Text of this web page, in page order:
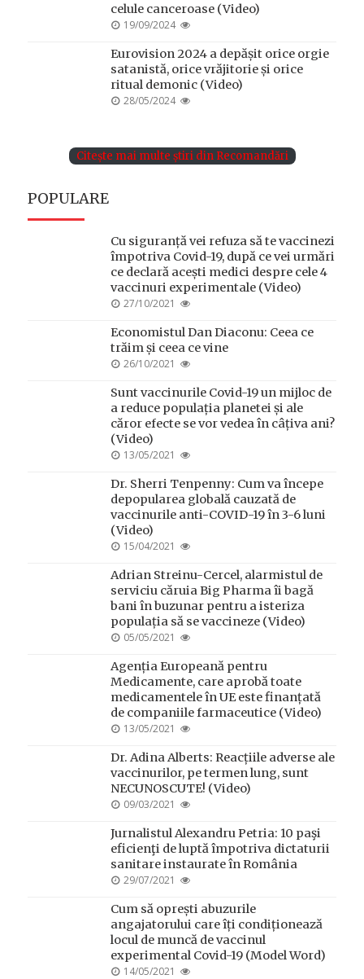
celule canceroase (Video)
POSTED
19/09/2024
Eurovision 2024 a depășit orice orgie
satanistă, orice vrăjitorie și orice
ritual demonic (Video)
POSTED
28/05/2024
Citește mai multe știri din Recomandări
POPULARE
Cu siguranță vei refuza să te vaccinezi
împotriva Covid-19, după ce vei urmări
ce declară acești medici despre cele 4
vaccinuri experimentale (Video)
POSTED
27/10/2021
Economistul Dan Diaconu: Ceea ce
trăim și ceea ce vine
POSTED
26/10/2021
Sunt vaccinurile Covid-19 un mijloc de
a reduce populația planetei și ale
căror efecte se vor vedea în câțiva ani?
(Video)
POSTED
13/05/2021
Dr. Sherri Tenpenny: Cum va începe
depopularea globală cauzată de
vaccinurile anti-COVID-19 în 3-6 luni
(Video)
POSTED
15/04/2021
Adrian Streinu-Cercel, alarmistul de
serviciu căruia Big Pharma îi bagă
bani în buzunar pentru a isteriza
populația să se vaccineze (Video)
POSTED
05/05/2021
Agenția Europeană pentru
Medicamente, care aprobă toate
medicamentele în UE este finanțată
de companiile farmaceutice (Video)
POSTED
13/05/2021
Dr. Adina Alberts: Reacțiile adverse ale
vaccinurilor, pe termen lung, sunt
NECUNOSCUTE! (Video)
POSTED
09/03/2021
Jurnalistul Alexandru Petria: 10 paşi
eficienţi de luptă împotriva dictaturii
sanitare instaurate în România
POSTED
29/07/2021
Cum să oprești abuzurile
angajatorului care îți condiționează
locul de muncă de vaccinul
experimental Covid-19 (Model Word)
POSTED
14/05/2021